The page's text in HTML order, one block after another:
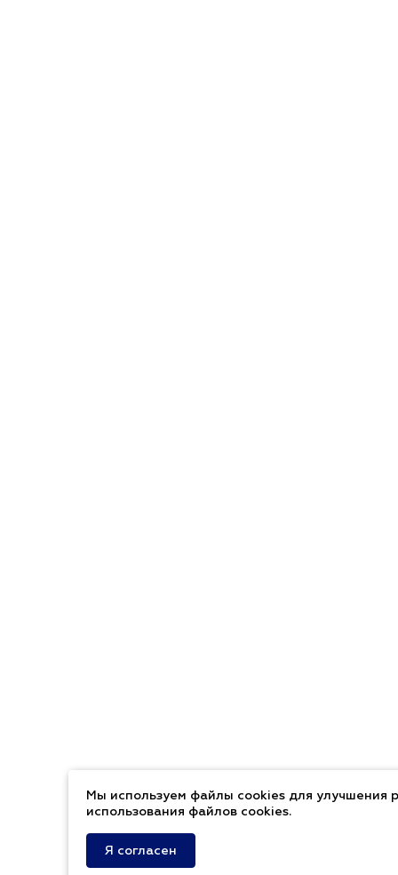
Мы используем файлы cookies для улучшения
использования файлов cookies.
Я согласен